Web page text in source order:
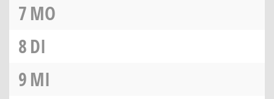
7MO
8DI
9MI